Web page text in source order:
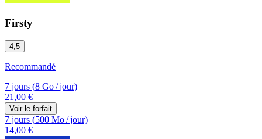
Firsty
4,5
Recommandé
7 jours (8 Go/jour)
21,00 €
Voir le forfait
7 jours (500 Mo/jour)
14,00 €